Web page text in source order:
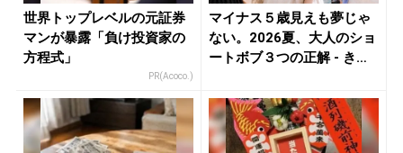
世界トップレベルの元証券
マンが暴露「負け投資家の
方程式」
PR(Acoco.)
マイナス５歳見えも夢じゃ
ない。2026夏、大人のショ
ートボブ３つの正解 - き